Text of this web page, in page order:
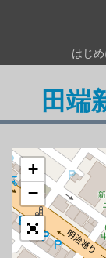
はじめ
田端
+
−